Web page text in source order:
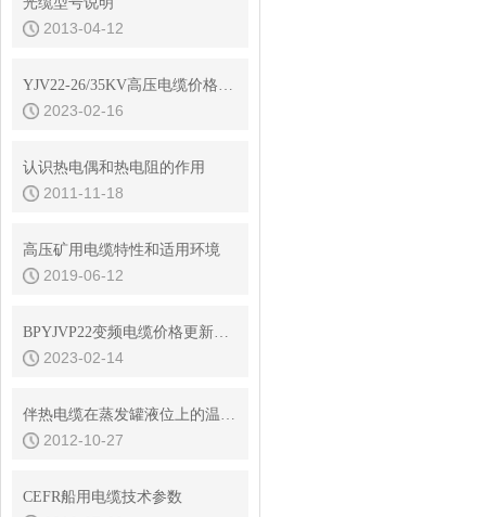
2013-04-12
YJV22-26/35KV高压电缆价格更新2022年11月4日
2023-02-16
认识热电偶和热电阻的作用
2011-11-18
高压矿用电缆特性和适用环境
2019-06-12
BPYJVP22变频电缆价格更新骏实电气2022年11月6日
2023-02-14
伴热电缆在蒸发罐液位上的温度测量
2012-10-27
CEFR船用电缆技术参数